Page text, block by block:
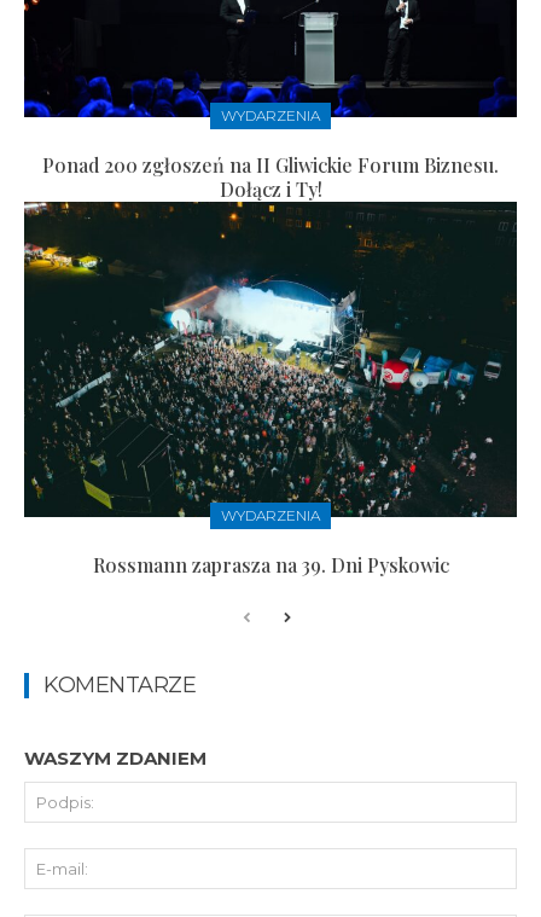
WYDARZENIA
Ponad 200 zgłoszeń na II Gliwickie Forum Biznesu.
Dołącz i Ty!
WYDARZENIA
Rossmann zaprasza na 39. Dni Pyskowic
KOMENTARZE
WASZYM ZDANIEM